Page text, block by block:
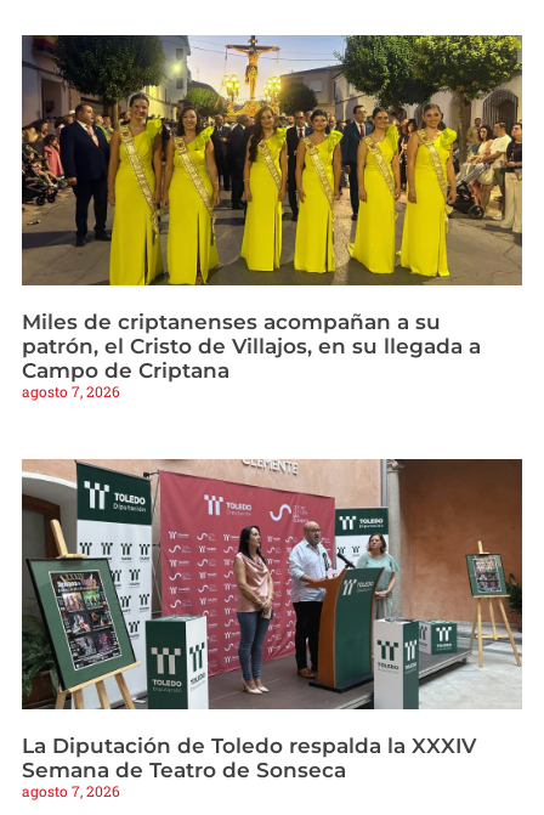
Miles de criptanenses acompañan a su
patrón, el Cristo de Villajos, en su llegada a
Campo de Criptana
agosto 7, 2026
La Diputación de Toledo respalda la XXXIV
Semana de Teatro de Sonseca
agosto 7, 2026